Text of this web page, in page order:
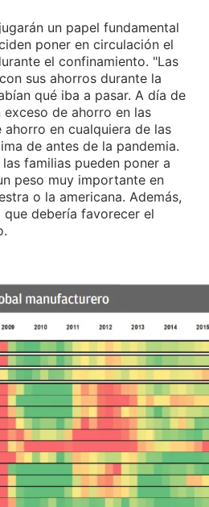
un papel fundamental
poner en circulación el
el confinamiento. "Las
sus ahorros durante la
qué iba a pasar. A día de
exceso de ahorro en las
en cualquiera de las
de antes de la pandemia.
familias pueden poner a
peso muy importante en
o la americana. Además,
debería favorecer el